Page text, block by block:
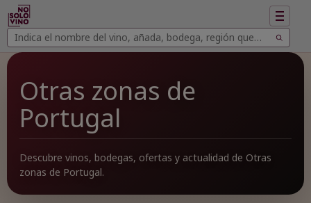
Buscar
vinos
Buscar
Mostrar
Otras zonas de
Portugal
Descubre vinos, bodegas, ofertas y actualidad de Otras
zonas de Portugal.